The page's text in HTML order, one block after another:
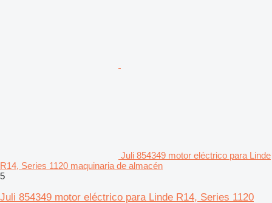
Juli 854349 motor eléctrico para Linde
R14, Series 1120 maquinaria de almacén
5
Juli 854349 motor eléctrico para Linde R14, Series 1120